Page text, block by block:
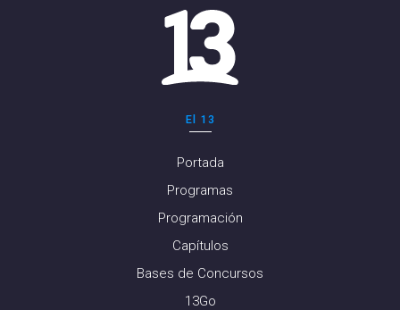
El 13
Portada
Programas
Programación
Capítulos
Bases de Concursos
13Go